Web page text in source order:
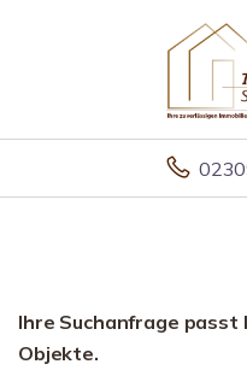
Ihre Suchanfrage passt
Objekte.